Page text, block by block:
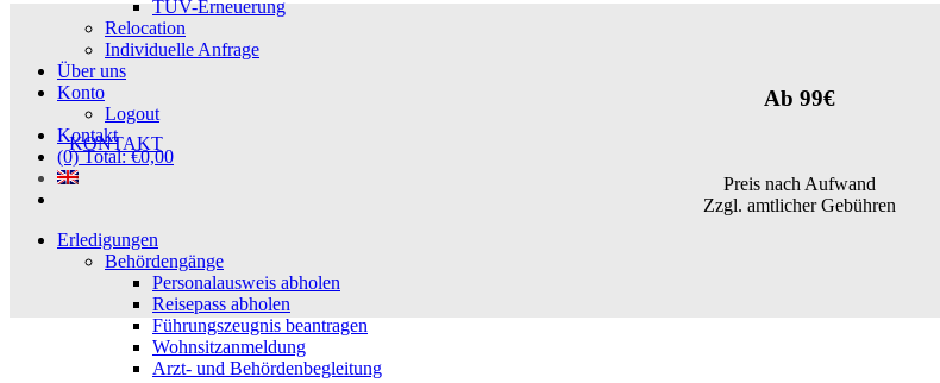
TÜV-Erneuerung
Relocation
Individuelle Anfrage
Über uns
Konto
Logout
Kontakt
(0) Total:€0,00
Erledigungen
Behördengänge
Personalausweis abholen
Reisepass abholen
Führungszeugnis beantragen
Wohnsitzanmeldung
Arzt- und Behördenbegleitung
Ab 99€
KONTAKT
Preis nach Aufwand
Zzgl. amtlicher Gebühren